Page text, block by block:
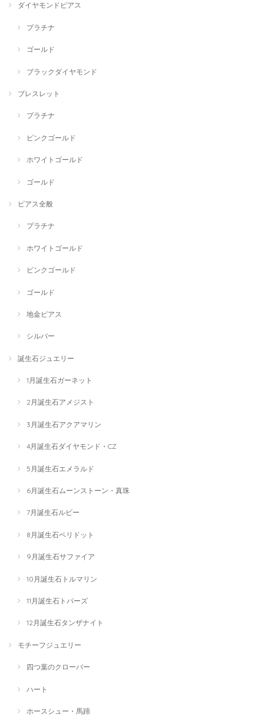
ダイヤモンドピアス
プラチナ
ゴールド
ブラックダイヤモンド
ブレスレット
プラチナ
ピンクゴールド
ホワイトゴールド
ゴールド
ピアス全般
プラチナ
ホワイトゴールド
ピンクゴールド
ゴールド
地金ピアス
シルバー
誕生石ジュエリー
1月誕生石ガーネット
2月誕生石アメジスト
3月誕生石アクアマリン
4月誕生石ダイヤモンド・CZ
5月誕生石エメラルド
6月誕生石ムーンストーン・真珠
7月誕生石ルビー
8月誕生石ペリドット
9月誕生石サファイア
10月誕生石トルマリン
11月誕生石トパーズ
12月誕生石タンザナイト
モチーフジュエリー
四つ葉のクローバー
ハート
ホースシュー・馬蹄